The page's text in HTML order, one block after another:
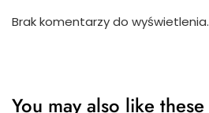
Brak komentarzy do wyświetlenia.
You may also like these